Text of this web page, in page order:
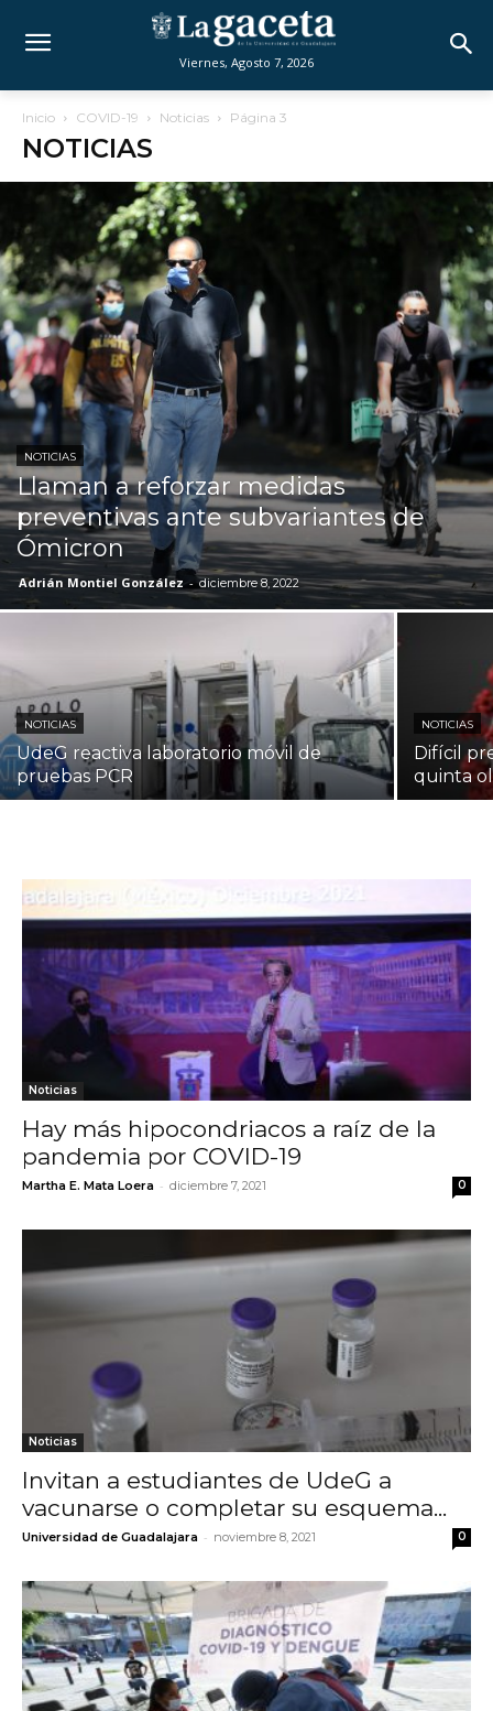
Viernes, Agosto 7, 2026
Inicio COVID-19 Noticias Página 3
NOTICIAS
NOTICIAS
Llaman a reforzar medidas
preventivas ante subvariantes de
Ómicron
Adrián Montiel González - diciembre 8, 2022
NOTICIAS
UdeG reactiva laboratorio móvil de
pruebas PCR
NOTICIAS
Difícil
quinta
Noticias
Hay más hipocondriacos a raíz de la
pandemia por COVID-19
Martha E. Mata Loera - diciembre 7, 2021 0
Noticias
Invitan a estudiantes de UdeG a
vacunarse o completar su esquema...
Universidad de Guadalajara - noviembre 8, 2021 0